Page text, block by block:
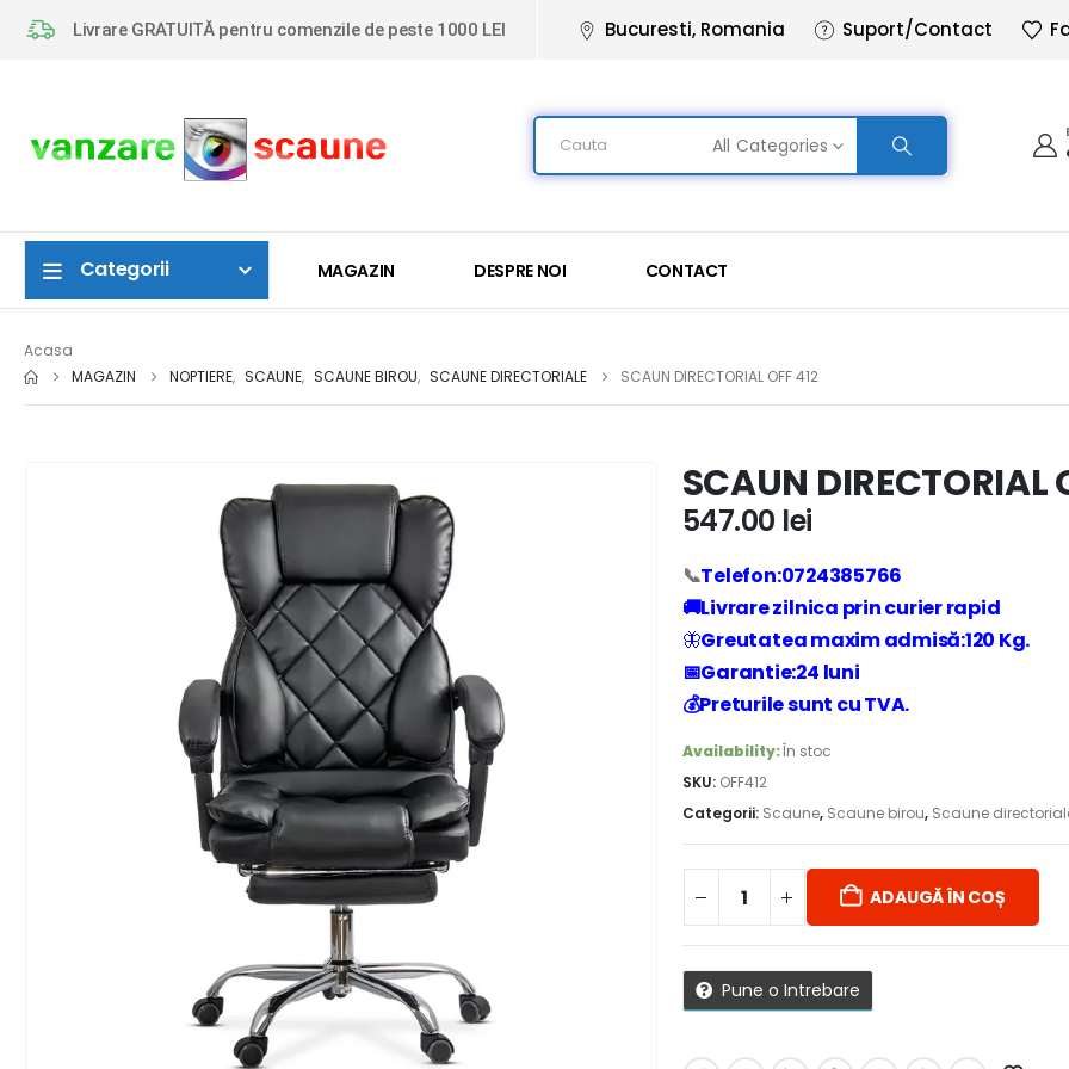
Livrare GRATUITĂ pentru comenzile de peste 1000 LEI Bucuresti, Romania Suport/Contact
All Categories
Categorii MAGAZIN DESPRE NOI CONTACT
Acasa
MAGAZIN
NOPTIERE, SCAUNE, SCAUNE BIROU, SCAUNE DIRECTORIALE SCAUN DIRECTORIAL OFF 412
SCAUN DIRECTORIAL
547.00 lei
📞Telefon:0724385766
🚚Livrare zilnica prin curier rapid
🦋Greutatea maxim admisă:120 Kg.
📅Garantie:24 luni
💰Preturile sunt cu TVA.
Availability:În stoc
SKU: OFF412
Categorii: Scaune, Scaune birou, Scaune
ADAUGĂ ÎN COȘ
Pune o Intrebare